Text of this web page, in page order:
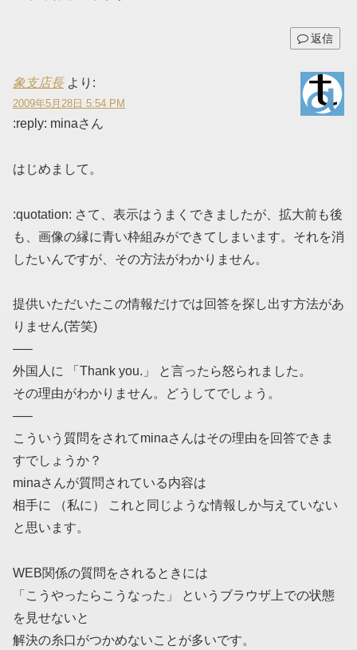
返信
象支店長 より:
2009年5月28日 5:54 PM
:reply: minaさん
はじめまして。
:quotation: さて、表示はうまくできましたが、拡大前も後
も、画像の縁に青い枠組みができてしまいます。それを消
したいんですが、その方法がわかりません。
提供いただいたこの情報だけでは回答を探し出す方法があ
りません(苦笑)
—–
外国人に 「Thank you.」 と言ったら怒られました。
その理由がわかりません。どうしてでしょう。
—–
こういう質問をされてminaさんはその理由を回答できま
すでしょうか？
minaさんが質問されている内容は
相手に （私に） これと同じような情報しか与えていない
と思います。
WEB関係の質問をされるときには
「こうやったらこうなった」 というブラウザ上での状態
を見せないと
解決の糸口がつかめないことが多いです。